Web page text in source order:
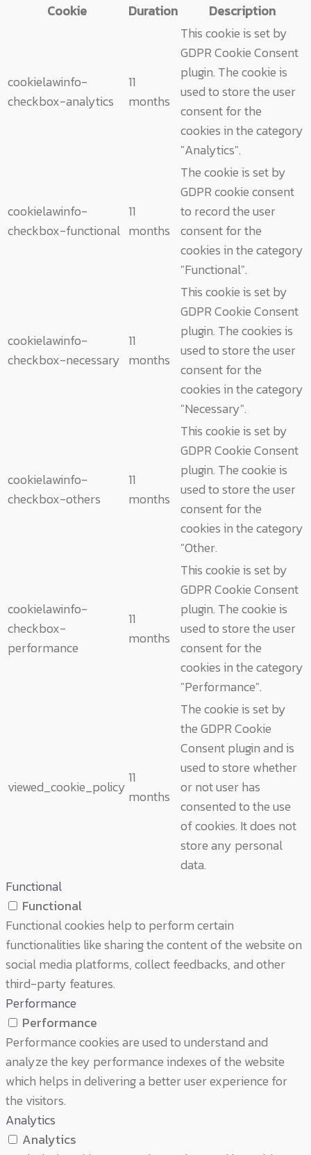
Cookie
Duration Description
cookielawinfo-
checkbox-analytics
11
months
This cookie is set by
GDPR Cookie Consent
plugin. The cookie is
used to store the user
consent for the
cookies in the category
"Analytics".
cookielawinfo-
checkbox-functional
11
months
The cookie is set by
GDPR cookie consent
to record the user
consent for the
cookies in the category
"Functional".
cookielawinfo-
checkbox-necessary
11
months
This cookie is set by
GDPR Cookie Consent
plugin. The cookies is
used to store the user
consent for the
cookies in the category
"Necessary".
cookielawinfo-
checkbox-others
11
months
This cookie is set by
GDPR Cookie Consent
plugin. The cookie is
used to store the user
consent for the
cookies in the category
"Other.
cookielawinfo-
checkbox-
performance
11
months
This cookie is set by
GDPR Cookie Consent
plugin. The cookie is
used to store the user
consent for the
cookies in the category
"Performance".
viewed_cookie_policy
11
months
The cookie is set by
the GDPR Cookie
Consent plugin and is
used to store whether
or not user has
consented to the use
of cookies. It does not
store any personal
data.
Functional
Functional
Functional cookies help to perform certain
functionalities like sharing the content of the website on
social media platforms, collect feedbacks, and other
third-party features.
Performance
Performance
Performance cookies are used to understand and
analyze the key performance indexes of the website
which helps in delivering a better user experience for
the visitors.
Analytics
Analytics